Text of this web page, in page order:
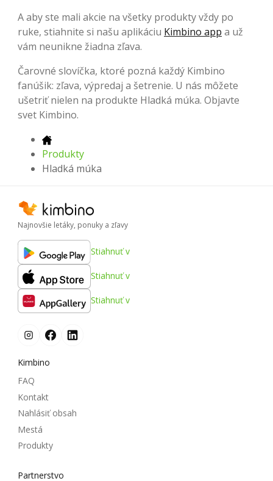
A aby ste mali akcie na všetky produkty vždy po
ruke, stiahnite si našu aplikáciu Kimbino app a už
vám neunikne žiadna zľava.
Čarovné slovíčka, ktoré pozná každý Kimbino
fanúšik: zľava, výpredaj a šetrenie. U nás môžete
ušetriť nielen na produkte Hladká múka. Objavte
svet Kimbino.
Produkty
Hladká múka
Najnovšie letáky, ponuky a zľavy
Stiahnuť v
Stiahnuť v
Stiahnuť v
Kimbino
FAQ
Kontakt
Nahlásiť obsah
Mestá
Produkty
Partnerstvo